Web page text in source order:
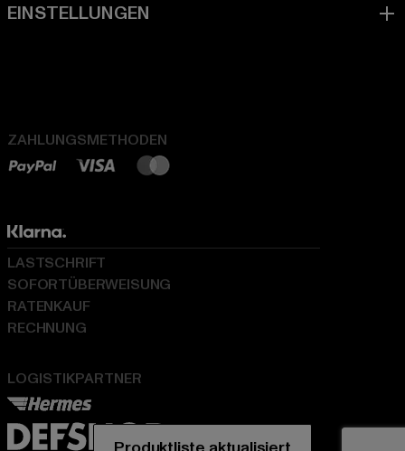
ZAHLUNGSMETHODEN
LOGISTIKPARTNER
LASTSCHRIFT
SOFORTÜBERWEISUNG
RATENKAUF
RECHNUNG